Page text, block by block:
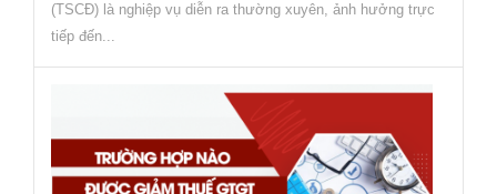
(TSCĐ) là nghiệp vụ diễn ra thường xuyên, ảnh hưởng trực
tiếp đến...